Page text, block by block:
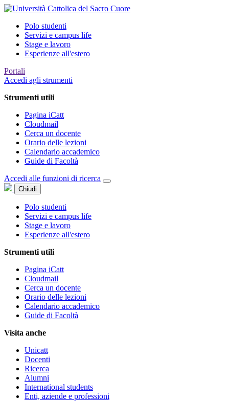
Polo studenti
Servizi e campus life
Stage e lavoro
Esperienze all'estero
Portali
Accedi agli strumenti
Strumenti utili
Pagina iCatt
Cloudmail
Cerca un docente
Orario delle lezioni
Calendario accademico
Guide di Facoltà
Accedi alle funzioni di ricerca
Chiudi
Polo studenti
Servizi e campus life
Stage e lavoro
Esperienze all'estero
Strumenti utili
Pagina iCatt
Cloudmail
Cerca un docente
Orario delle lezioni
Calendario accademico
Guide di Facoltà
Visita anche
Unicatt
Docenti
Ricerca
Alumni
International students
Enti, aziende e professioni